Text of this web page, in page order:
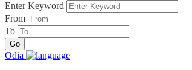
Enter Keyword
From
To
Odia